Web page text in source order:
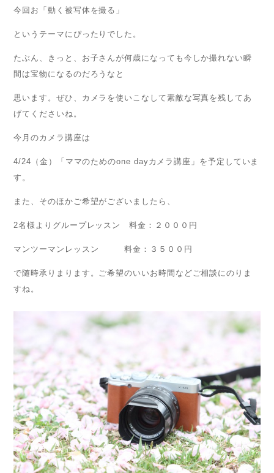
今回お「動く被写体を撮る」
というテーマにぴったりでした。
たぶん、きっと、お子さんが何歳になっても今しか撮れない瞬
間は宝物になるのだろうなと
思います。ぜひ、カメラを使いこなして素敵な写真を残してあ
げてくださいね。
今月のカメラ講座は
4/24（金）「ママのためのone dayカメラ講座」を予定していま
す。
また、そのほかご希望がございましたら、
2名様よりグループレッスン 料金：２０００円
マンツーマンレッスン 料金：３５００円
で随時承りまります。ご希望のいいお時間などご相談にのりま
すね。